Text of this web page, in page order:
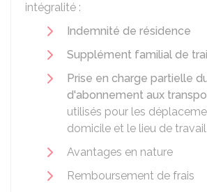
intégralité :
Indemnité de résidence
Supplément familial de
Prise en charge partielle
d'abonnement aux
utilisés pour les
domicile et le lieu de travail
Avantages en nature
Remboursement de frais